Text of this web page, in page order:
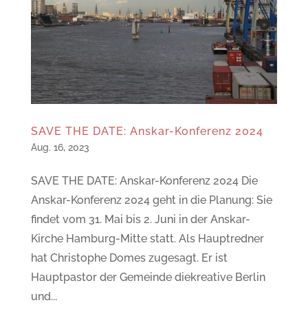
SAVE THE DATE: Anskar-Konferenz 2024
Aug. 16, 2023
SAVE THE DATE: Anskar-Konferenz 2024 Die
Anskar-Konferenz 2024 geht in die Planung: Sie
findet vom 31. Mai bis 2. Juni in der Anskar-
Kirche Hamburg-Mitte statt. Als Hauptredner
hat Christophe Domes zugesagt. Er ist
Hauptpastor der Gemeinde diekreative Berlin
und...